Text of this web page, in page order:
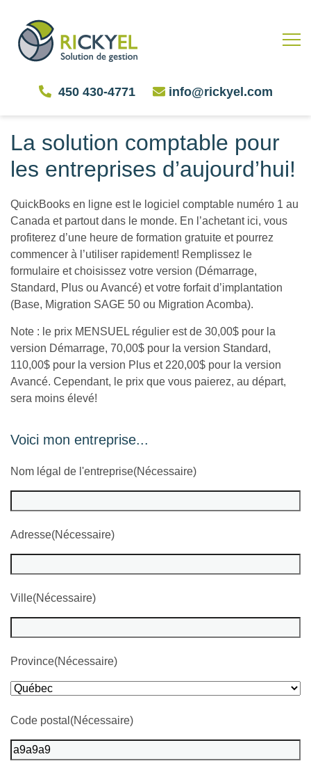
450 430-4771 info@rickyel.com
La solution comptable pour
les entreprises d’aujourd’hui!
QuickBooks en ligne est le logiciel comptable numéro 1 au
Canada et partout dans le monde. En l’achetant ici, vous
profiterez d’une heure de formation gratuite et pourrez
commencer à l’utiliser rapidement! Remplissez le
formulaire et choisissez votre version (Démarrage,
Standard, Plus ou Avancé) et votre forfait d’implantation
(Base, Migration SAGE 50 ou Migration Acomba).
Note : le prix MENSUEL régulier est de 30,00$ pour la
version Démarrage, 70,00$ pour la version Standard,
110,00$ pour la version Plus et 220,00$ pour la version
Avancé. Cependant, le prix que vous paierez, au départ,
sera moins élevé!
Voici mon entreprise...
Nom légal de l'entreprise(Nécessaire)
Adresse(Nécessaire)
Ville(Nécessaire)
Province(Nécessaire)
Code postal (Nécessaire)